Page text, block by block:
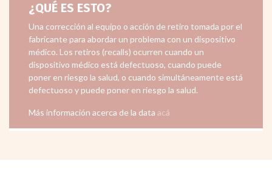
¿QUÉ ES ESTO?
Una corrección al equipo o acción de retiro tomada por el
fabricante para abordar un problema con un dispositivo
médico. Los retiros (recalls) ocurren cuando un
dispositivo médico está defectuoso, cuando puede
poner en riesgo la salud, o cuando simultáneamente está
defectuoso y puede poner en riesgo la salud.
Más información acerca de la data acá